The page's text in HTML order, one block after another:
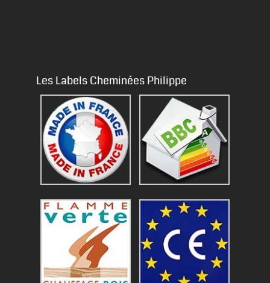
Les Labels Cheminées Philippe